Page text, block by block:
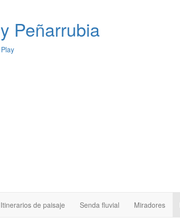
y Peñarrubia
Itinerarios de paisaje Senda fluvial Miradores